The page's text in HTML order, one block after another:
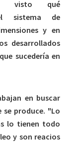
visto qué
sistema de
y en
desarrollados
sucedería en
en buscar
se produce. "Lo
lo tienen todo
y son reacios